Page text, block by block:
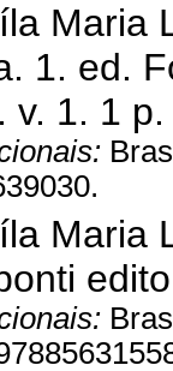
Maria
1. ed.
v. 1. 1 p.
Maria